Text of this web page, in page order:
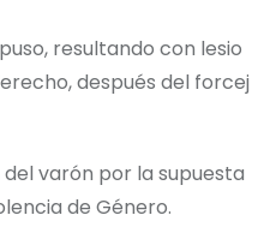
resultando con lesio
después del forcej
varón por la supuesta
de Género.